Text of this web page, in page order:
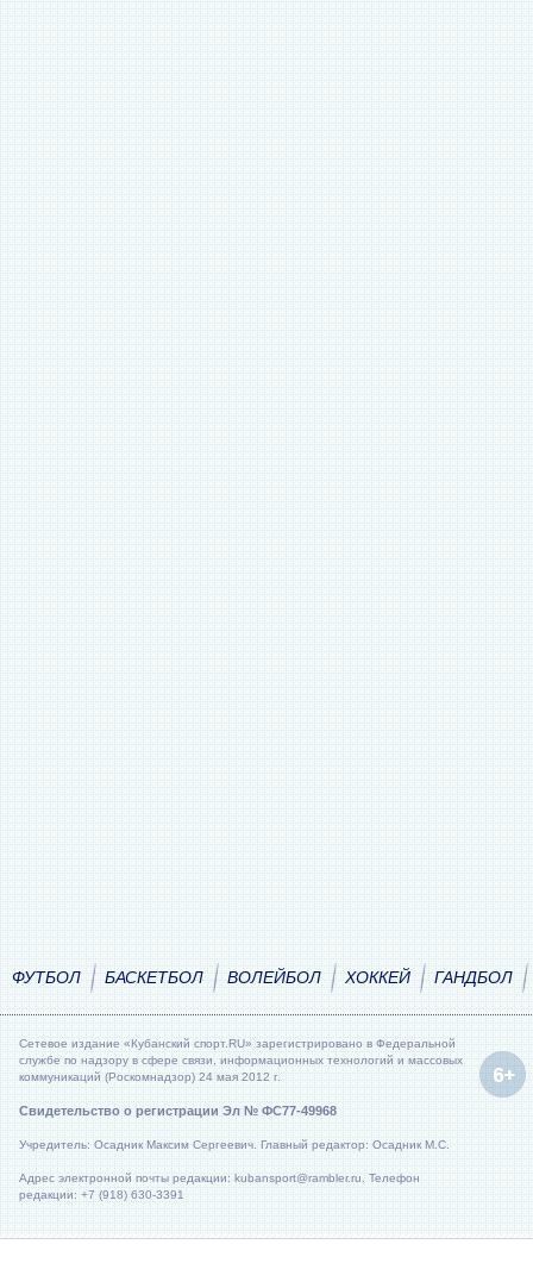
ФУТБОЛ БАСКЕТБОЛ ВОЛЕЙБОЛ ХОККЕЙ ГАНДБОЛ
Сетевое издание «Кубанский спорт.RU» зарегистрировано в Федеральной
службе по надзору в сфере связи, информационных технологий и массовых
коммуникаций (Роскомнадзор) 24 мая 2012 г.
Свидетельство о регистрации Эл № ФС77-49968
Учредитель: Осадник Максим Сергеевич. Главный редактор: Осадник М.С.
Адрес электронной почты редакции: kubansport@rambler.ru. Телефон
редакции: +7 (918) 630-3391